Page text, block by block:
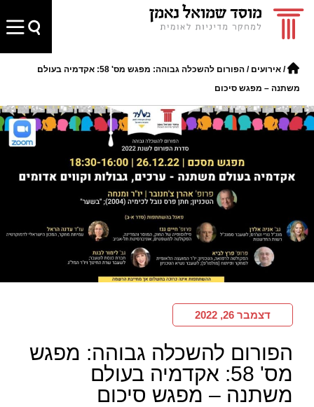
/ אירועים /
הפורום להשכלה גבוהה: מפגש מס' 58: אקדמיה בעולם
משתנה – מפגש סיכום
דצמבר 26, 2022
הפורום להשכלה גבוהה: מפגש
מס' 58: אקדמיה בעולם
משתנה – מפגש סיכום